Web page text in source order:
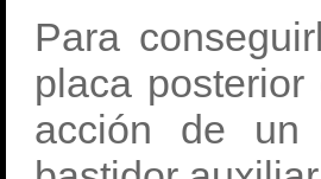
Para
placa
acción de un